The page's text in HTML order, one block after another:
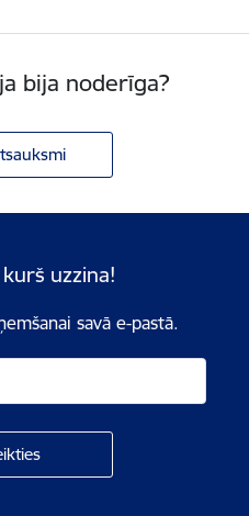
bija noderīga?
uzzina!
savā e-pastā.